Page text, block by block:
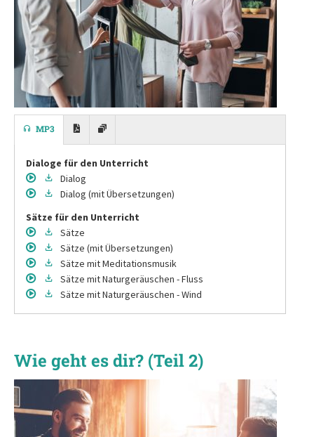
MP3
Dialoge für den Unterricht
Dialog
Dialog (mit Übersetzungen)
Sätze für den Unterricht
Sätze
Sätze (mit Übersetzungen)
Sätze mit Meditationsmusik
Sätze mit Naturgeräuschen - Fluss
Sätze mit Naturgeräuschen - Wind
Wie geht es dir? (Teil 2)